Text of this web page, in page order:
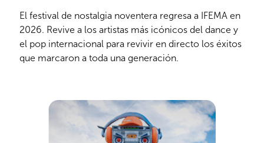
El festival de nostalgia noventera regresa a IFEMA en
2026. Revive a los artistas más icónicos del dance y
el pop internacional para revivir en directo los éxitos
que marcaron a toda una generación.